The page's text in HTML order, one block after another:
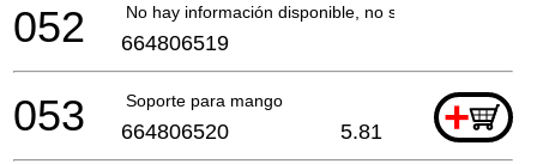
No hay información disponible, no se puede pedir
052 664806519
Soporte para mango +
053 664806520 5.81